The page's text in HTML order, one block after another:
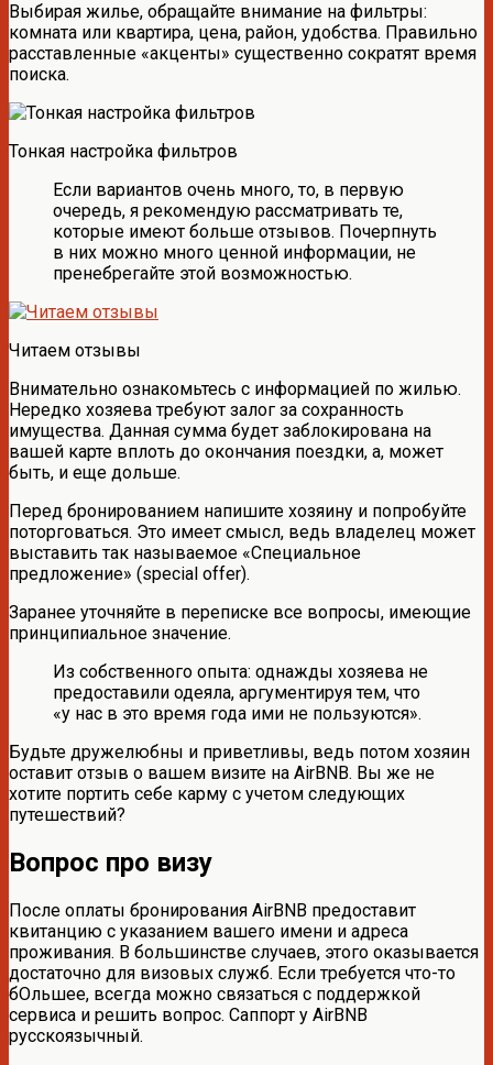
Выбирая жилье, обращайте внимание на фильтры:
комната или квартира, цена, район, удобства. Правильно
расставленные «акценты» существенно сократят время
поиска.
Тонкая настройка фильтров
Если вариантов очень много, то, в первую
очередь, я рекомендую рассматривать те,
которые имеют больше отзывов. Почерпнуть
в них можно много ценной информации, не
пренебрегайте этой возможностью.
Читаем отзывы
Внимательно ознакомьтесь с информацией по жилью.
Нередко хозяева требуют залог за сохранность
имущества. Данная сумма будет заблокирована на
вашей карте вплоть до окончания поездки, а, может
быть, и еще дольше.
Перед бронированием напишите хозяину и попробуйте
поторговаться. Это имеет смысл, ведь владелец может
выставить так называемое «Специальное
предложение» (special offer).
Заранее уточняйте в переписке все вопросы, имеющие
принципиальное значение.
Из собственного опыта: однажды хозяева не
предоставили одеяла, аргументируя тем, что
«у нас в это время года ими не пользуются».
Будьте дружелюбны и приветливы, ведь потом хозяин
оставит отзыв о вашем визите на AirBNB. Вы же не
хотите портить себе карму с учетом следующих
путешествий?
Вопрос про визу
После оплаты бронирования AirBNB предоставит
квитанцию с указанием вашего имени и адреса
проживания. В большинстве случаев, этого оказывается
достаточно для визовых служб. Если требуется что-то
бОльшее, всегда можно связаться с поддержкой
сервиса и решить вопрос. Саппорт у AirBNB
русскоязычный.